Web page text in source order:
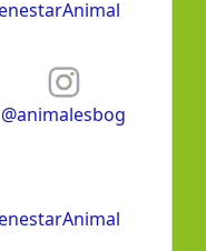
@animalesbog